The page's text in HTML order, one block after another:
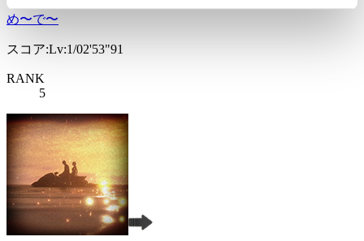
め〜で〜
スコア:Lv:1/02'53"91
RANK
5